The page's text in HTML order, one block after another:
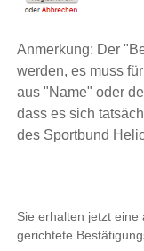
Anmerkung: Der
werden, es muss
aus "Name" oder
dass es sich
des Sportbund
Sie erhalten jetzt
gerichtete